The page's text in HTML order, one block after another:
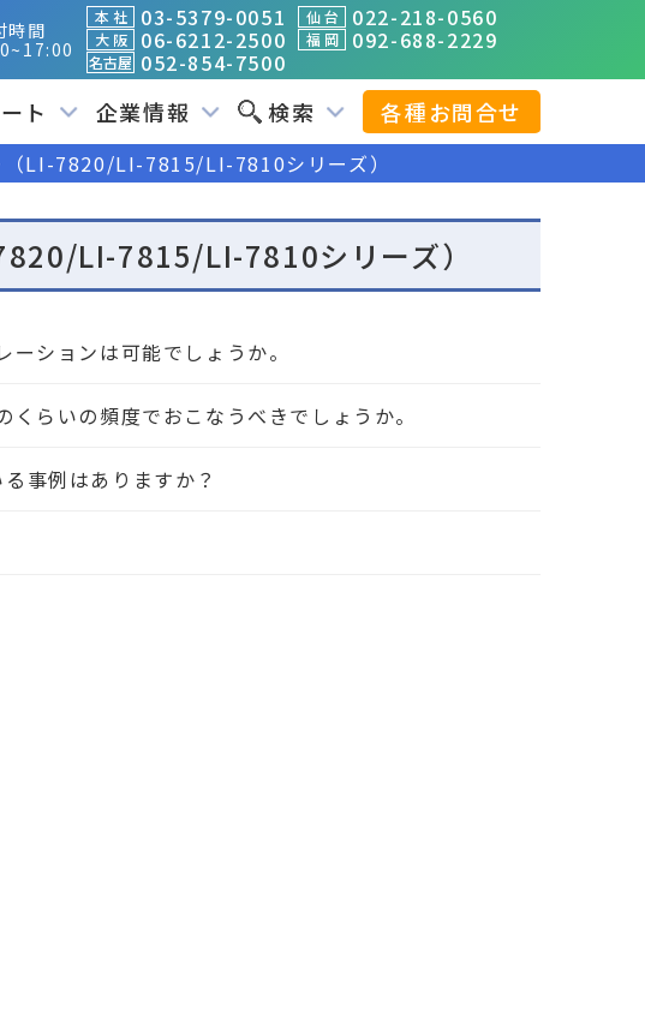
時間
本 社 03-5379-0051 仙 台 022-218-0560
大 阪 06-6212-2500 福 岡 092-688-2229
名古屋 052-854-7500
ト 企業情報 検索 各種お問合せ
（LI-7820/LI-7815/LI-7810シリーズ）
LI-7815/LI-7810シリーズ）
ションは可能でしょうか。
らいの頻度でおこなうべきでしょうか。
事例はありますか？